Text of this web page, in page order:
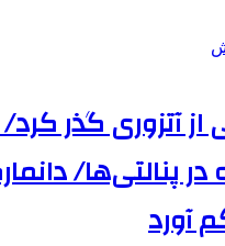
آتزوری گذر
در پنالتی‌ها/
آورد